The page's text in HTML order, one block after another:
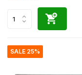
SALE 25%